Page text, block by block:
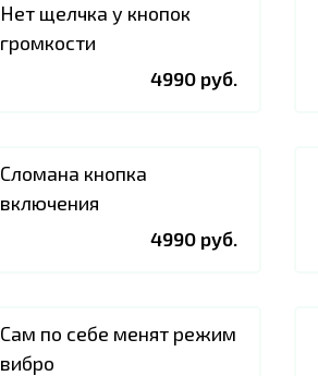
Нет щелчка у кнопок
громкости
4990 руб.
Сломана кнопка
включения
4990 руб.
Сам по себе менят режим
вибро